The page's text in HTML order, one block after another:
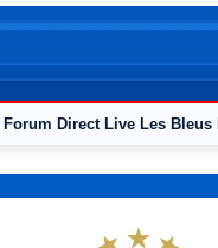
Forum Direct Live Les Bleus